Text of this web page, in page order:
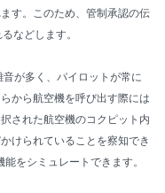
す。このため、管制承認の伝
などします。
が多く、パイロットが常に
から航空機を呼び出す際には
された航空機のコクピット内
けられていることを察知でき
をシミュレートできます。